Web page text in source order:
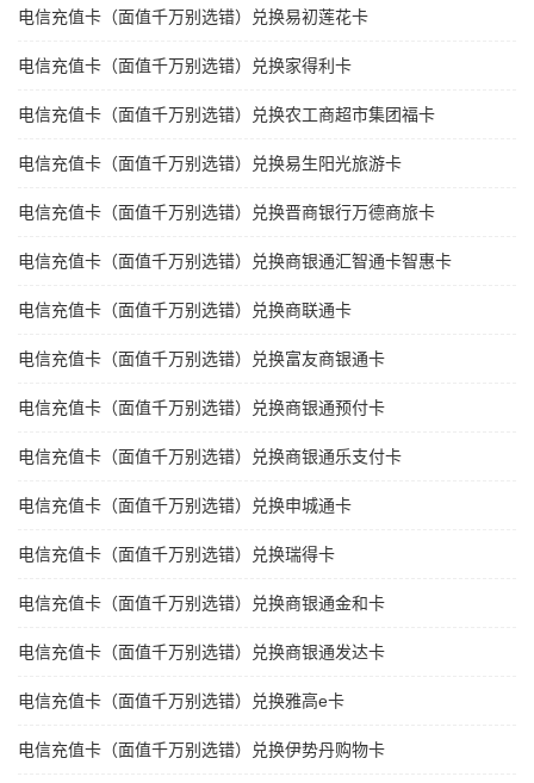
电信充值卡（面值千万别选错）兑换易初莲花卡
电信充值卡（面值千万别选错）兑换家得利卡
电信充值卡（面值千万别选错）兑换农工商超市集团福卡
电信充值卡（面值千万别选错）兑换易生阳光旅游卡
电信充值卡（面值千万别选错）兑换晋商银行万德商旅卡
电信充值卡（面值千万别选错）兑换商银通汇智通卡智惠卡
电信充值卡（面值千万别选错）兑换商联通卡
电信充值卡（面值千万别选错）兑换富友商银通卡
电信充值卡（面值千万别选错）兑换商银通预付卡
电信充值卡（面值千万别选错）兑换商银通乐支付卡
电信充值卡（面值千万别选错）兑换申城通卡
电信充值卡（面值千万别选错）兑换瑞得卡
电信充值卡（面值千万别选错）兑换商银通金和卡
电信充值卡（面值千万别选错）兑换商银通发达卡
电信充值卡（面值千万别选错）兑换雅高e卡
电信充值卡（面值千万别选错）兑换伊势丹购物卡